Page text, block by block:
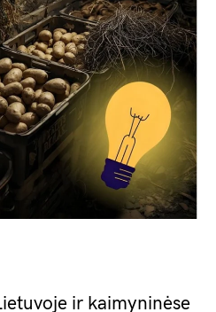
ir kaimyninėse